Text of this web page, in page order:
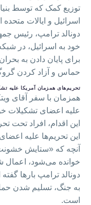
اسرائیل و ایالات
دونالد ترامپ، رئیس
خود به اسرائیل، در
برای پایان دادن به
حماس و آزاد کردن
تحریم‌های همزمان آمریکا علیه
همزمان با سفر آقای
علیه اعضای تشکیلات
این اقدام، افراد تحت
این تحریم‌ها علیه
آنچه که «ستایش
خوانده می‌شود،
دونالد ترامپ بارها
به جنگ، تسلیم شدن
است.